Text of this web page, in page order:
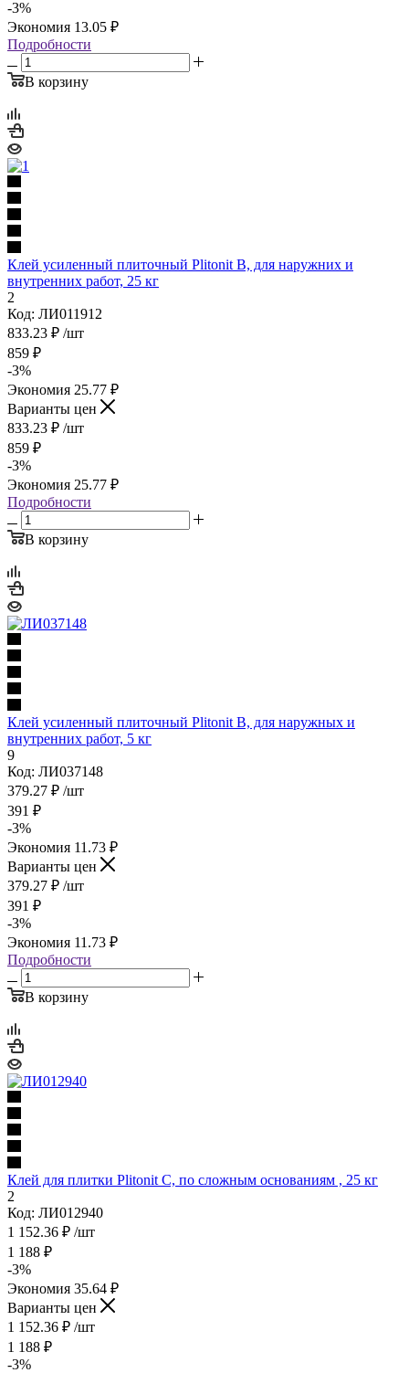
-3%
Экономия 13.05 ₽
Подробности
В корзину
Клей усиленный плиточный Plitonit В, для наружних и
внутренних работ, 25 кг
2
Код: ЛИ011912
833.23 ₽ /шт
859 ₽
-3%
Экономия 25.77 ₽
Варианты цен
833.23 ₽ /шт
859 ₽
-3%
Экономия 25.77 ₽
Подробности
В корзину
Клей усиленный плиточный Plitonit В, для наружных и
внутренних работ, 5 кг
9
Код: ЛИ037148
379.27 ₽ /шт
391 ₽
-3%
Экономия 11.73 ₽
Варианты цен
379.27 ₽ /шт
391 ₽
-3%
Экономия 11.73 ₽
Подробности
В корзину
Клей для плитки Plitonit С, по сложным основаниям , 25 кг
2
Код: ЛИ012940
1 152.36 ₽ /шт
1 188 ₽
-3%
Экономия 35.64 ₽
Варианты цен
1 152.36 ₽ /шт
1 188 ₽
-3%